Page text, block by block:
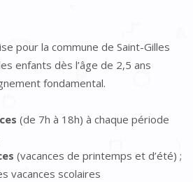
pour la commune de Saint-Gilles
enfants dès l’âge de 2,5 ans
fondamental.
(de 7h à 18h) à chaque période
(vacances de printemps et d’été) ;
vacances scolaires